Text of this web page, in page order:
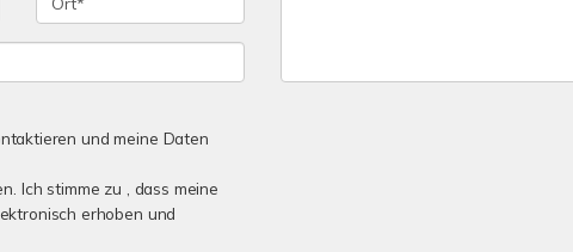
und meine Daten
Ich stimme zu , dass meine
erhoben und